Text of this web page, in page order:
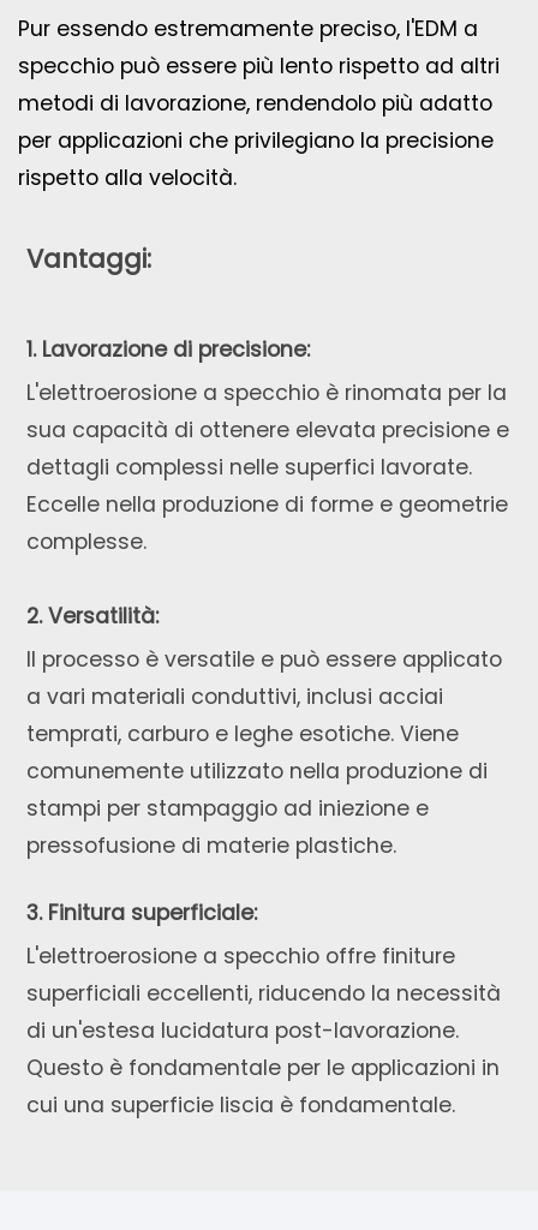
Pur essendo estremamente preciso, l'EDM a
specchio può essere più lento rispetto ad altri
metodi di lavorazione, rendendolo più adatto
per applicazioni che privilegiano la precisione
rispetto alla velocità.
Vantaggi:
1. Lavorazione di precisione:
L'elettroerosione a specchio è rinomata per la
sua capacità di ottenere elevata precisione e
dettagli complessi nelle superfici lavorate.
Eccelle nella produzione di forme e geometrie
complesse.
2. Versatilità:
Il processo è versatile e può essere applicato
a vari materiali conduttivi, inclusi acciai
temprati, carburo e leghe esotiche. Viene
comunemente utilizzato nella produzione di
stampi per stampaggio ad iniezione e
pressofusione di materie plastiche.
3. Finitura superficiale:
L'elettroerosione a specchio offre finiture
superficiali eccellenti, riducendo la necessità
di un'estesa lucidatura post-lavorazione.
Questo è fondamentale per le applicazioni in
cui una superficie liscia è fondamentale.